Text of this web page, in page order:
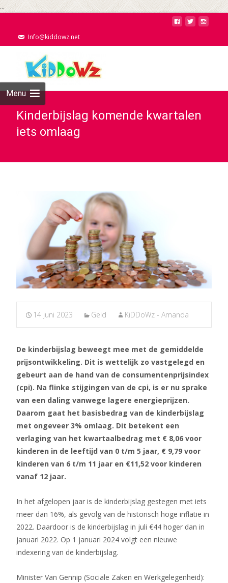
...
Info@kiddowz.net
Menu
Kinderbijslag komende kwartalen
iets omlaag
14 juni 2023 Geld KiDDoWz - Amanda
De kinderbijslag beweegt mee met de gemiddelde
prijsontwikkeling. Dit is wettelijk zo vastgelegd en
gebeurt aan de hand van de consumentenprijsindex
(cpi). Na flinke stijgingen van de cpi, is er nu sprake
van een daling vanwege lagere energieprijzen.
Daarom gaat het basisbedrag van de kinderbijslag
met ongeveer 3% omlaag. Dit betekent een
verlaging van het kwartaalbedrag met € 8,06 voor
kinderen in de leeftijd van 0 t/m 5 jaar, € 9,79 voor
kinderen van 6 t/m 11 jaar en €11,52 voor kinderen
vanaf 12 jaar.
In het afgelopen jaar is de kinderbijslag gestegen met iets
meer dan 16%, als gevolg van de historisch hoge inflatie in
2022. Daardoor is de kinderbijslag in juli €44 hoger dan in
januari 2022. Op 1 januari 2024 volgt een nieuwe
indexering van de kinderbijslag.
Minister Van Gennip (Sociale Zaken en Werkgelegenheid):